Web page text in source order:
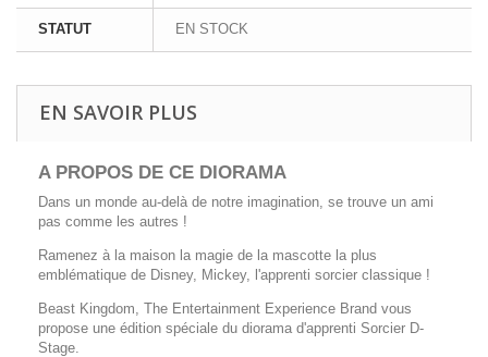
STATUT EN STOCK
EN SAVOIR PLUS
A PROPOS DE CE DIORAMA
Dans un monde au-delà de notre imagination, se trouve un ami
pas comme les autres !
Ramenez à la maison la magie de la mascotte la plus
emblématique de Disney, Mickey, l'apprenti sorcier classique !
Beast Kingdom, The Entertainment Experience Brand vous
propose une édition spéciale du diorama d'apprenti Sorcier D-
Stage.